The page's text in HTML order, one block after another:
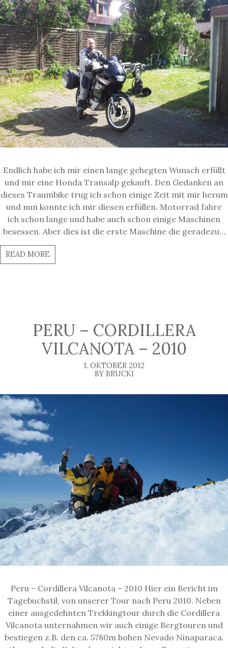
Endlich habe ich mir einen lange gehegten Wunsch erfüllt
und mir eine Honda Transalp gekauft. Den Gedanken an
dieses Traumbike trug ich schon einige Zeit mit mir herum
und nun konnte ich mir diesen erfüllen. Motorrad fahre
ich schon lange und habe auch schon einige Maschinen
besessen. Aber dies ist die erste Maschine die geradezu…
READ MORE
PERU – CORDILLERA
VILCANOTA – 2010
1. OKTOBER 2012
BY BRUCKI
Peru – Cordillera Vilcanota – 2010 Hier ein Bericht im
Tagebuchstil, von unserer Tour nach Peru 2010. Neben
einer ausgedehnten Trekkingtour durch die Cordillera
Vilcanota unternahmen wir auch einige Bergtouren und
bestiegen z.B. den ca. 5780m hohen Nevado Ninaparaca.